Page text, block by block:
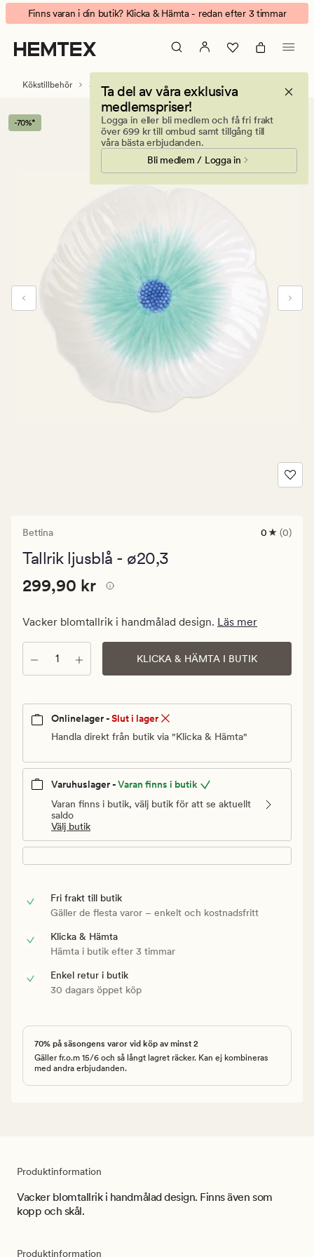
Bettina
tallrik
ljusblå
Animerad
banner.
Klicka
på
att
pausa.
Finns varan i din butik? Klicka & Hämta - redan efter 3 timmar
Ta del av våra exklusiva
medlemspriser!
Logga in eller bli medlem och få fri frakt
över 699 kr till ombud samt tillgång till
våra bästa erbjudanden.
Bli medlem / Logga in
Kökstillbehör Servis Tallrikar & skålar
-70%*
Bettina
0
0 (0)
Tallrik ljusblå - ø20,3
Pris
299,90
pris
299,90
Pris 299,90 kr
299,90 kr
Vacker blomtallrik i handmålad design. Läs mer
Antal KLICKA & HÄMTA I BUTIK
Onlinelager -Slut i lager
Handla direkt från butik via "Klicka & Hämta"
Varuhuslager -Varan finns i butik
Varan finns i butik, välj butik för att se aktuellt
saldo
Välj butik
Fri frakt till butik
Gäller de flesta varor – enkelt och kostnadsfritt
Klicka & Hämta
Hämta i butik efter 3 timmar
Enkel retur i butik
30 dagars öppet köp
70% på säsongens varor vid köp av minst 2
Gäller fr.o.m 15/6 och så långt lagret räcker. Kan ej kombineras
med andra erbjudanden.
Produktinformation
Vacker blomtallrik i handmålad design. Finns även som
kopp och skål.
Produktinformation